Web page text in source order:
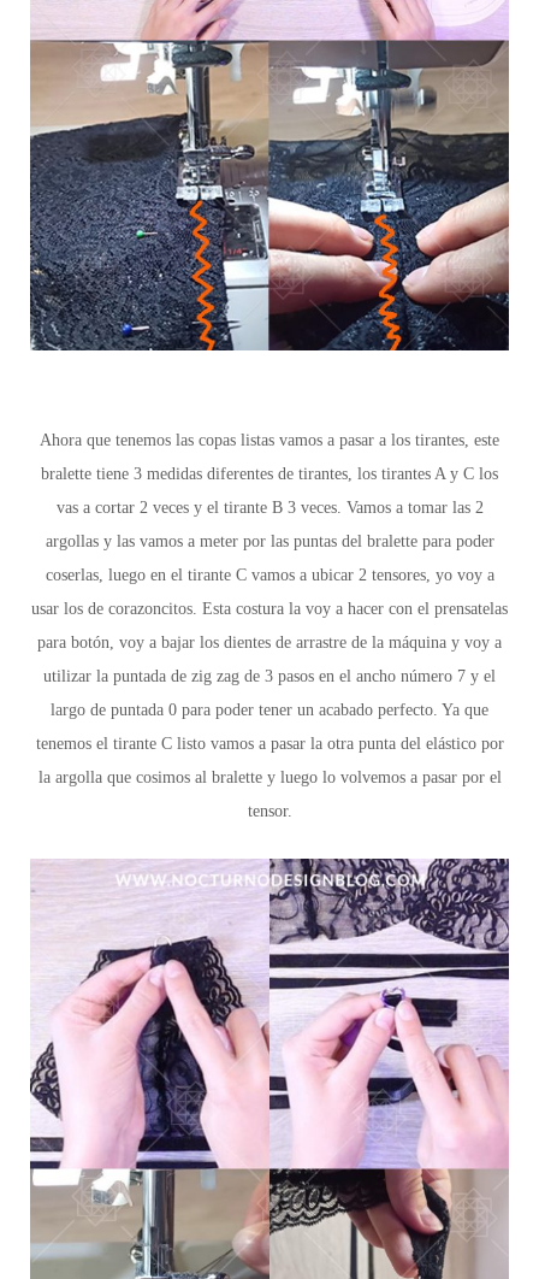
Ahora que tenemos las copas listas vamos a pasar a los tirantes, este
bralette tiene 3 medidas diferentes de tirantes, los tirantes A y C los
vas a cortar 2 veces y el tirante B 3 veces. Vamos a tomar las 2
argollas y las vamos a meter por las puntas del bralette para poder
coserlas, luego en el tirante C vamos a ubicar 2 tensores, yo voy a
usar los de corazoncitos. Esta costura la voy a hacer con el prensatelas
para botón, voy a bajar los dientes de arrastre de la máquina y voy a
utilizar la puntada de zig zag de 3 pasos en el ancho número 7 y el
largo de puntada 0 para poder tener un acabado perfecto. Ya que
tenemos el tirante C listo vamos a pasar la otra punta del elástico por
la argolla que cosimos al bralette y luego lo volvemos a pasar por el
tensor.